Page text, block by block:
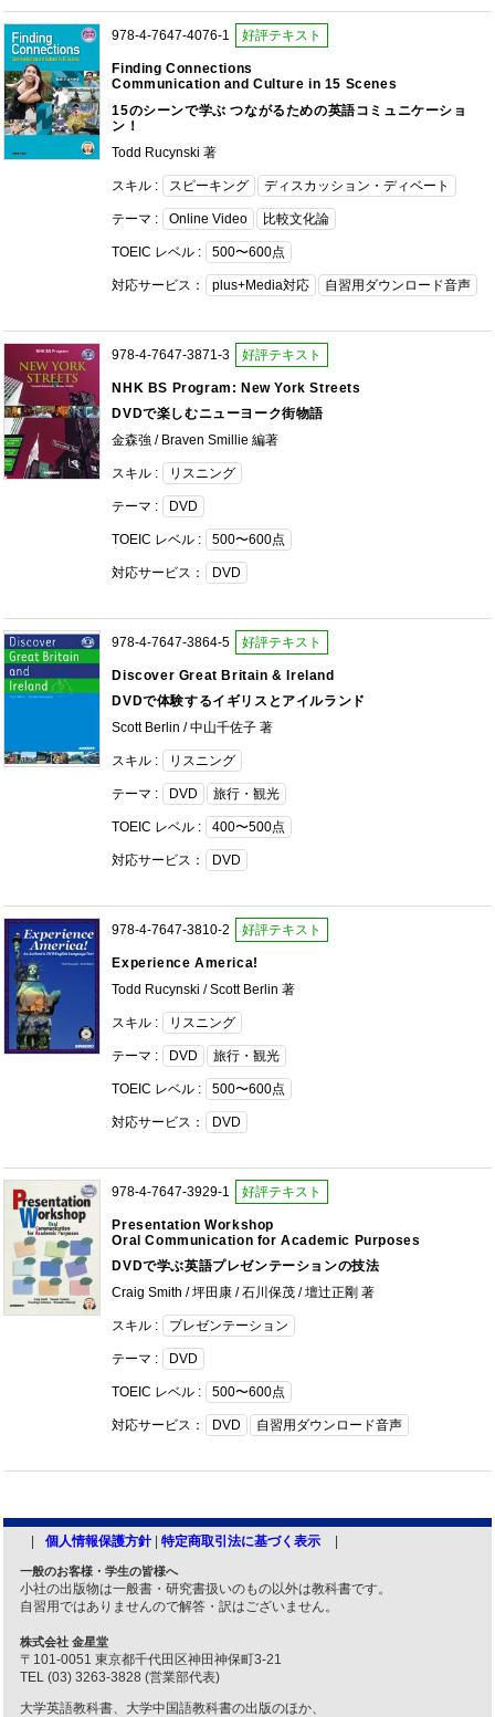
978-4-7647-4076-1 好評テキスト
Finding Connections
Communication and Culture in 15 Scenes
15のシーンで学ぶ つながるための英語コミュニケーショ
ン！
Todd Rucynski 著
スキル : スピーキング ディスカッション・ディベート
テーマ : Online Video 比較文化論
TOEIC レベル : 500〜600点
対応サービス： plus+Media対応 自習用ダウンロード音声
978-4-7647-3871-3 好評テキスト
NHK BS Program: New York Streets
DVDで楽しむニューヨーク街物語
金森強 / Braven Smillie 編著
スキル : リスニング
テーマ : DVD
TOEIC レベル : 500〜600点
対応サービス： DVD
978-4-7647-3864-5 好評テキスト
Discover Great Britain & Ireland
DVDで体験するイギリスとアイルランド
Scott Berlin / 中山千佐子 著
スキル : リスニング
テーマ : DVD 旅行・観光
TOEIC レベル : 400〜500点
対応サービス： DVD
978-4-7647-3810-2 好評テキスト
Experience America!
Todd Rucynski / Scott Berlin 著
スキル : リスニング
テーマ : DVD 旅行・観光
TOEIC レベル : 500〜600点
対応サービス： DVD
978-4-7647-3929-1 好評テキスト
Presentation Workshop
Oral Communication for Academic Purposes
DVDで学ぶ英語プレゼンテーションの技法
Craig Smith / 坪田康 / 石川保茂 / 壇辻正剛 著
スキル : プレゼンテーション
テーマ : DVD
TOEIC レベル : 500〜600点
対応サービス： DVD 自習用ダウンロード音声
個人情報保護方針| 特定商取引法に基づく表示
一般のお客様・学生の皆様へ
小社の出版物は一般書・研究書扱いのもの以外は教科書です。
自習用ではありませんので解答・訳はございません。
株式会社 金星堂
〒101-0051 東京都千代田区神田神保町3-21
TEL (03) 3263-3828 (営業部代表)
大学英語教科書、大学中国語教科書の出版のほか、